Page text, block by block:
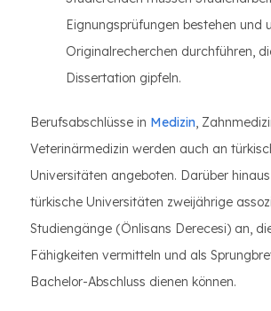
Eignungsprüfungen bestehen und
Originalrecherchen durchführen,
Dissertation gipfeln.
Berufsabschlüsse in Medizin,
Veterinärmedizin werden auch an
Universitäten angeboten. Darüber
türkische Universitäten zweijährige
Studiengänge (Önlisans Derecesi) an,
Fähigkeiten vermitteln und als
Bachelor-Abschluss dienen können.